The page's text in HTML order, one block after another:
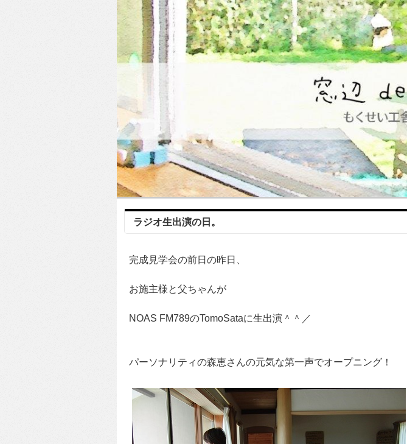
ラジオ生出演の日。
完成見学会の前日の昨日、
お施主様と父ちゃんが
NOAS FM789のTomoSataに生出演＾＾／
パーソナリティの森恵さんの元気な第一声でオープニング！